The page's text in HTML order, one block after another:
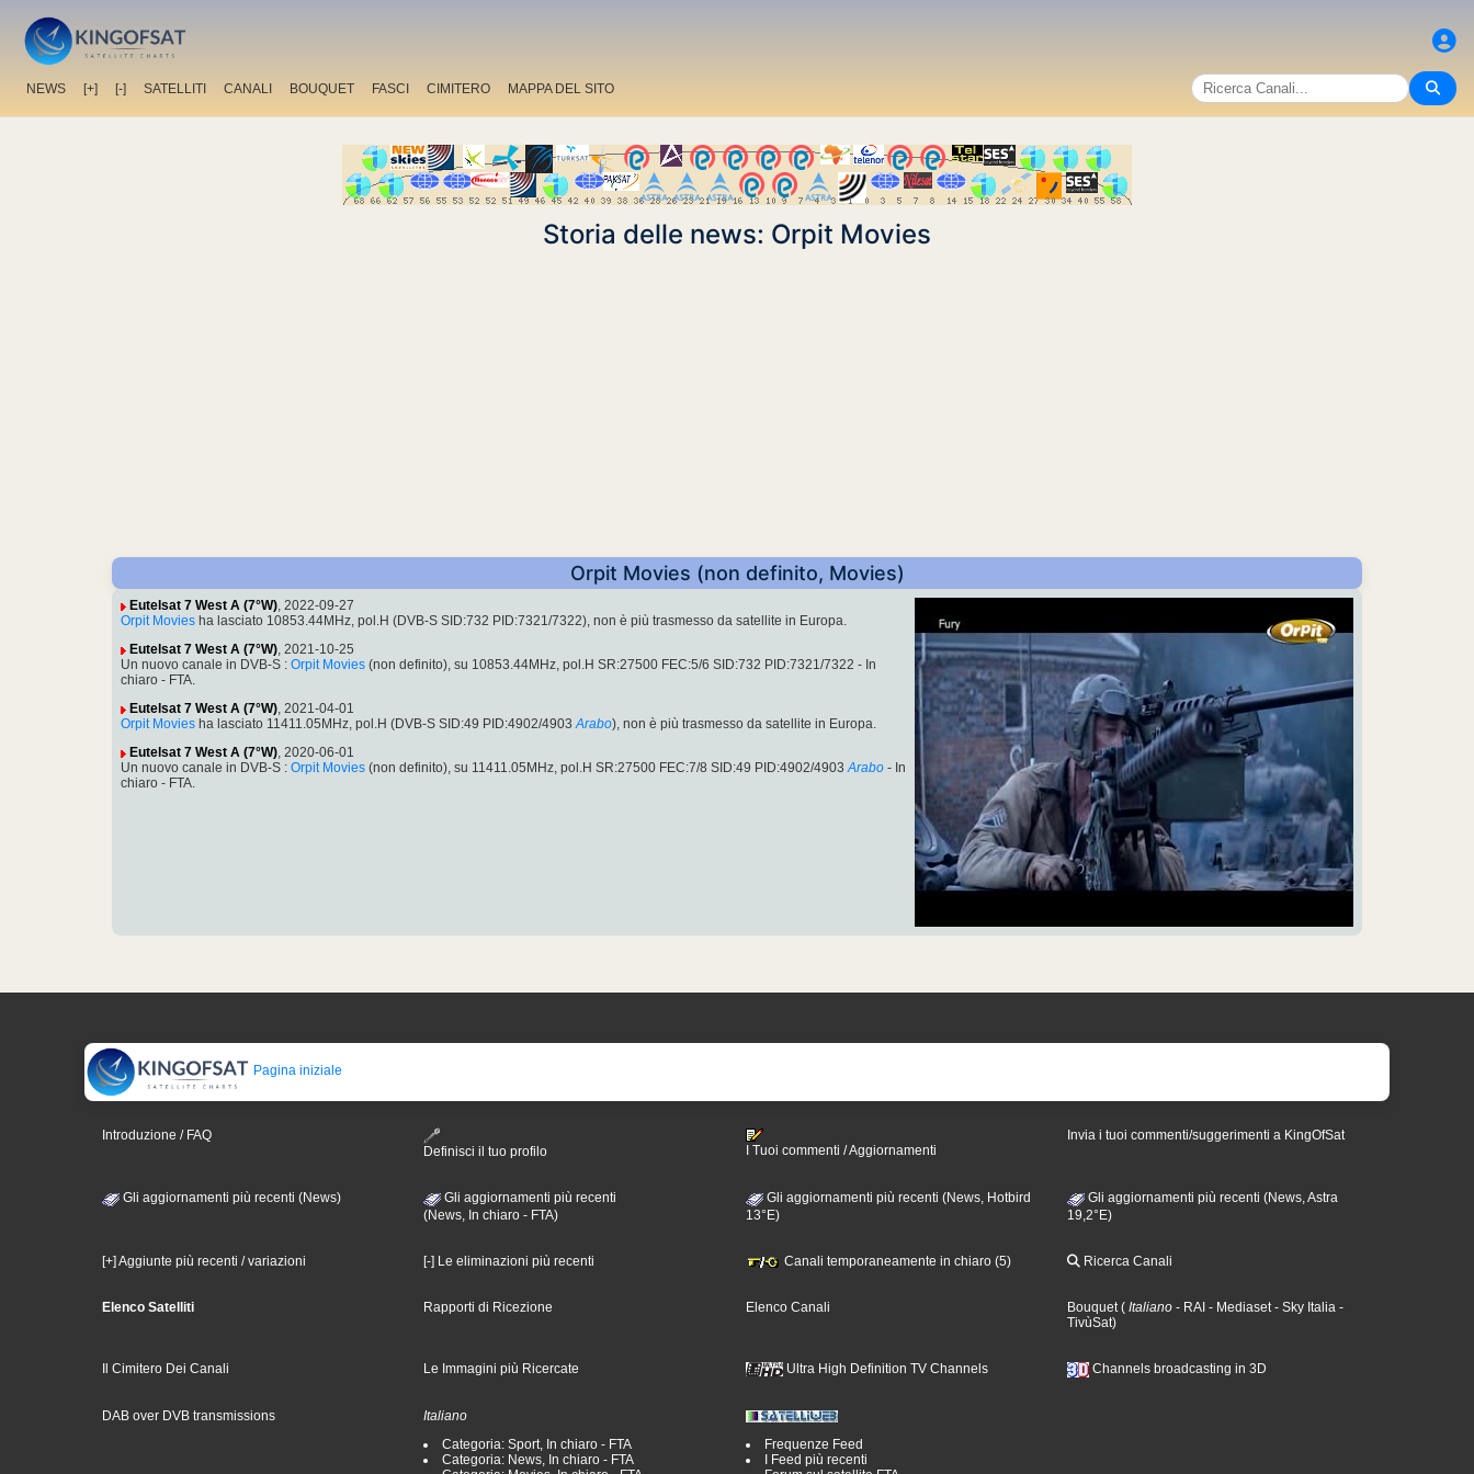
NEWS [+] [-] SATELLITI CANALI BOUQUET FASCI CIMITERO MAPPA DEL SITO
Storia delle news: Orpit Movies
Orpit Movies (non definito, Movies)
Eutelsat 7 West A (7°W), 2022-09-27
Orpit Movies ha lasciato 10853.44MHz, pol.H (DVB-S SID:732 PID:7321/7322), non è più trasmesso da satellite in Europa.
Eutelsat 7 West A (7°W), 2021-10-25
Un nuovo canale in DVB-S : Orpit Movies (non definito), su 10853.44MHz, pol.H SR:27500 FEC:5/6 SID:732 PID:7321/7322 - In
chiaro - FTA.
Eutelsat 7 West A (7°W), 2021-04-01
Orpit Movies ha lasciato 11411.05MHz, pol.H (DVB-S SID:49 PID:4902/4903 Arabo), non è più trasmesso da satellite in Europa.
Eutelsat 7 West A (7°W), 2020-06-01
Un nuovo canale in DVB-S : Orpit Movies (non definito), su 11411.05MHz, pol.H SR:27500 FEC:7/8 SID:49 PID:4902/4903 Arabo - In
chiaro - FTA.
Pagina iniziale
Introduzione / FAQ
Definisci il tuo profilo
I Tuoi commenti / Aggiornamenti
Invia i tuoi commenti/suggerimenti a KingOfSat
Gli aggiornamenti più recenti (News)
Gli aggiornamenti più recenti
(News, In chiaro - FTA)
Gli aggiornamenti più recenti (News, Hotbird
13°E)
Gli aggiornamenti più recenti (News, Astra
19,2°E)
[+] Aggiunte più recenti / variazioni [-] Le eliminazioni più recenti Canali temporaneamente in chiaro (5) Ricerca Canali
Elenco Satelliti Rapporti di Ricezione Elenco Canali Bouquet( Italiano - RAI - Mediaset- Sky Italia -
TivùSat)
Il Cimitero Dei Canali Le Immagini più Ricercate Ultra High Definition TV Channels Channels broadcasting in 3D
DAB over DVB transmissions
Italiano
Categoria: Sport, In chiaro - FTA
Categoria: News, In chiaro - FTA
Frequenze Feed
I Feed più recenti